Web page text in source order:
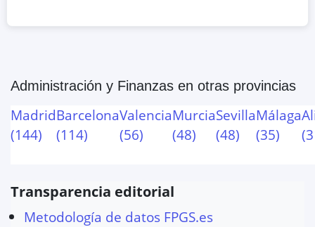
Administración y Finanzas en otras provincias
Madrid
(144)
Barcelona
(114)
Valencia
(56)
Murcia
(48)
Sevilla
(48)
Málaga
(35)
(
Transparencia editorial
Metodología de datos FPGS.es